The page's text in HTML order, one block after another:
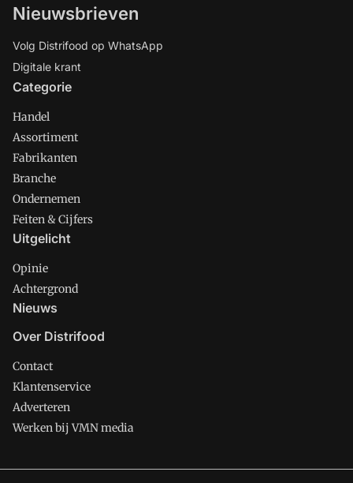
Nieuwsbrieven
Volg Distrifood op WhatsApp
Digitale krant
Categorie
Handel
Assortiment
Fabrikanten
Branche
Ondernemen
Feiten & Cijfers
Uitgelicht
Opinie
Achtergrond
Nieuws
Over Distrifood
Contact
Klantenservice
Adverteren
Werken bij VMN media